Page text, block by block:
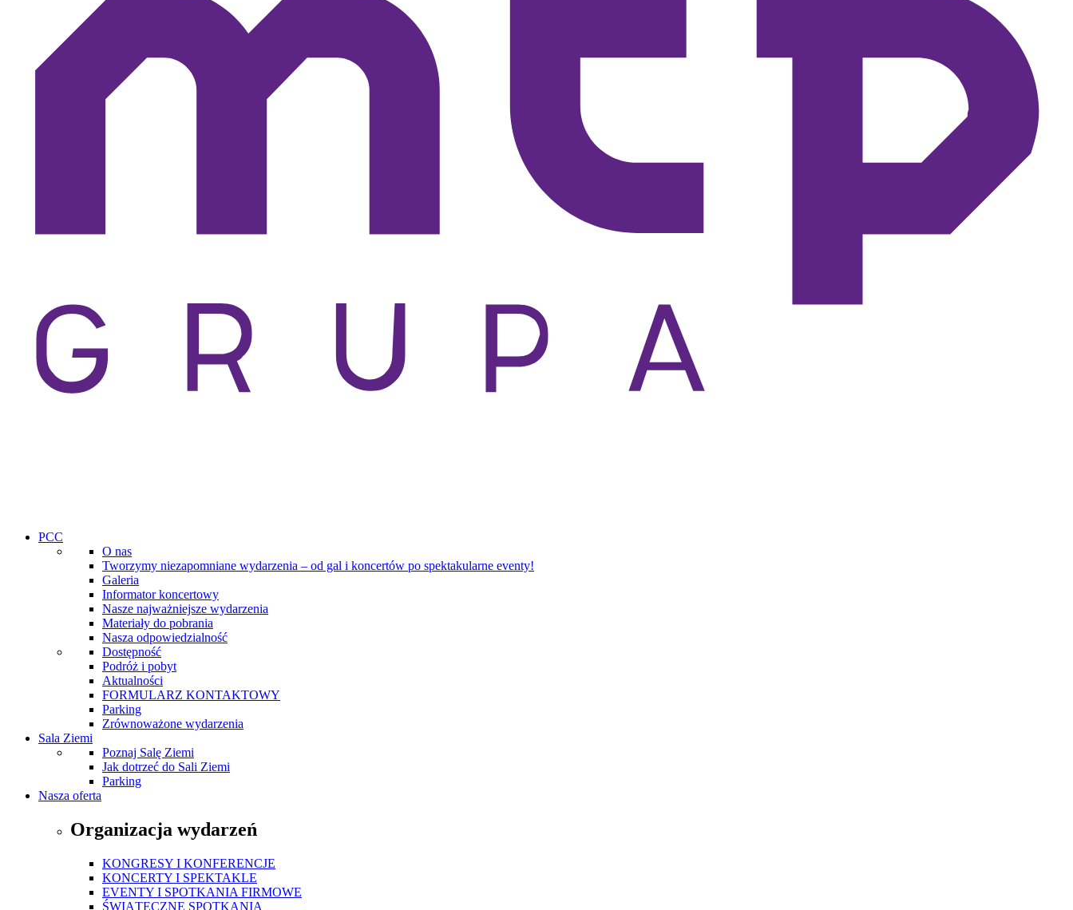
PCC
O nas
Tworzymy niezapomniane wydarzenia – od gal i koncertów po spektakularne eventy!
Galeria
Informator koncertowy
Nasze najważniejsze wydarzenia
Materiały do pobrania
Nasza odpowiedzialność
Dostępność
Podróż i pobyt
Aktualności
FORMULARZ KONTAKTOWY
Parking
Zrównoważone wydarzenia
Sala Ziemi
Poznaj Salę Ziemi
Jak dotrzeć do Sali Ziemi
Parking
Nasza oferta
Organizacja wydarzeń
KONGRESY I KONFERENCJE
KONCERTY I SPEKTAKLE
EVENTY I SPOTKANIA FIRMOWE
ŚWIĄTECZNE SPOTKANIA